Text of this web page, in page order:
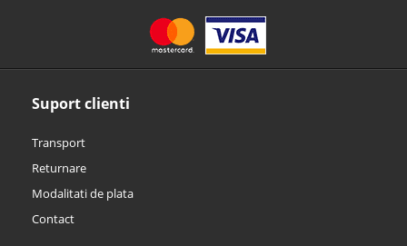
Suport clienti
Transport
Returnare
Modalitati de plata
Contact